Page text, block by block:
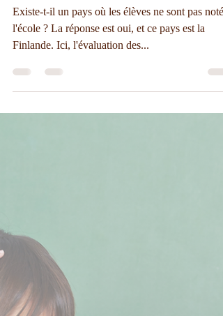
Actualités
L'éducation sans notes : Le
modèle finlandais pourrait-